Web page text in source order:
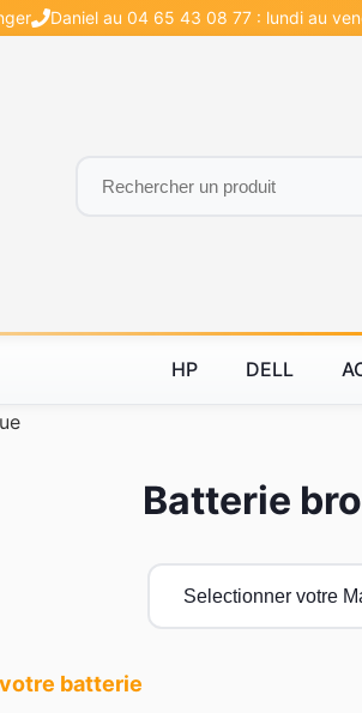
Daniel au 04 65 43 08 77 : lundi au
HP DELL
Batterie
batterie